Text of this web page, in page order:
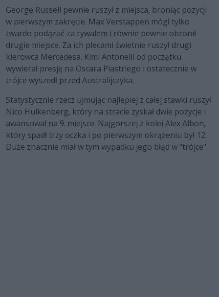
George Russell pewnie ruszył z miejsca, broniąc pozycji
w pierwszym zakręcie. Max Verstappen mógł tylko
twardo podążać za rywalem i równie pewnie obronił
drugie miejsce. Za ich plecami świetnie ruszył drugi
kierowca Mercedesa. Kimi Antonelli od początku
wywierał presję na Oscara Piastriego i ostatecznie w
trójce wyszedł przed Australijczyka.
Statystycznie rzecz ujmując najlepiej z całej stawki ruszył
Nico Hulkenberg, który na stracie zyskał dwie pozycje i
awansował na 9. miejsce. Najgorszej z kolei Alex Albon,
który spadł trzy oczka i po pierwszym okrążeniu był 12.
Duże znacznie miał w tym wypadku jego błąd w "trójce".